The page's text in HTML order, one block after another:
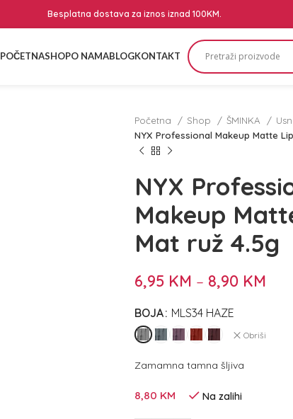
Besplatna dostava za iznos iznad 100KM.
POČETNASHOPO NAMABLOGKONTAKT
Početna Shop ŠMINKA
NYX Professional Makeup Matte
NYX
Makeup
Mat ruž 4.5g
6,95 KM – 8,90 KM
BOJA MLS34 HAZE
Obriši
Zamamna tamna šljiva
8,80 KM Na zalihi